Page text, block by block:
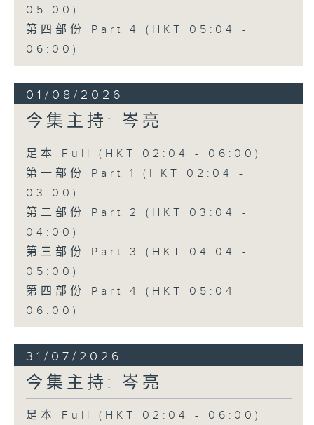
05:00)
第四部份 Part 4 (HKT 05:04 -
06:00)
01/08/2026
今集主持: 岑亮
足本 Full (HKT 02:04 - 06:00)
第一部份 Part 1 (HKT 02:04 -
03:00)
第二部份 Part 2 (HKT 03:04 -
04:00)
第三部份 Part 3 (HKT 04:04 -
05:00)
第四部份 Part 4 (HKT 05:04 -
06:00)
31/07/2026
今集主持: 岑亮
足本 Full (HKT 02:04 - 06:00)